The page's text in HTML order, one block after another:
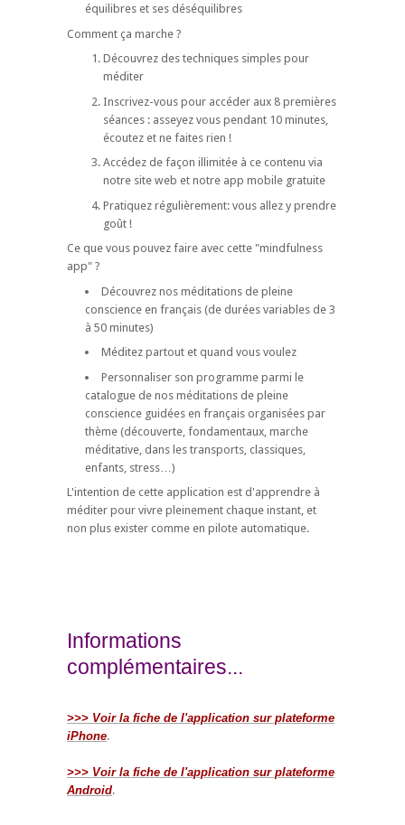
équilibres et ses déséquilibres
Comment ça marche ?
Découvrez des techniques simples pour
méditer
Inscrivez-vous pour accéder aux 8 premières
séances : asseyez vous pendant 10 minutes,
écoutez et ne faites rien !
Accédez de façon illimitée à ce contenu via
notre site web et notre app mobile gratuite
Pratiquez régulièrement: vous allez y prendre
goût !
Ce que vous pouvez faire avec cette "mindfulness
app" ?
Découvrez nos méditations de pleine
conscience en français (de durées variables de 3
à 50 minutes)
Méditez partout et quand vous voulez
Personnaliser son programme parmi le
catalogue de nos méditations de pleine
conscience guidées en français organisées par
thème (découverte, fondamentaux, marche
méditative, dans les transports, classiques,
enfants, stress…)
L'intention de cette application est d'apprendre à
méditer pour vivre pleinement chaque instant, et
non plus exister comme en pilote automatique.
Informations
complémentaires...
>>> Voir la fiche de l'application sur plateforme
iPhone.
>>> Voir la fiche de l'application sur plateforme
Android.